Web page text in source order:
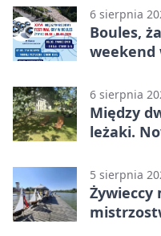
6 sierpnia
Boules,
weekend
6 sierpnia
Między
leżaki.
5 sierpnia
Żywieccy